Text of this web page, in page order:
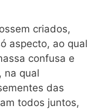
criados,
aspecto, ao qual
confusa e
na qual
das
todos juntos,